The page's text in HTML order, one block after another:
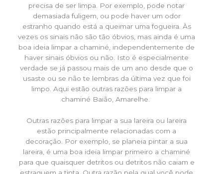
precisa de ser limpa. Por exemplo, pode notar
demasiada fuligem, ou pode haver um odor
estranho quando está a queimar uma fogueira. Às
vezes os sinais não são tão óbvios, mas ainda é uma
boa ideia limpar a chaminé, independentemente de
haver sinais óbvios ou não. Isto é especialmente
verdade se já passou mais de um ano desde que o
usaste ou se não te lembras da última vez que foi
limpo. Aqui estão outras razões para limpar a
chaminé Baião, Amarelhe.
Outras razões para limpar a sua lareira ou lareira
estão principalmente relacionadas com a
decoração. Por exemplo, se planeia pintar a sua
lareira, é uma boa ideia limpar primeiro a chaminé
para que quaisquer detritos ou detritos não caiam e